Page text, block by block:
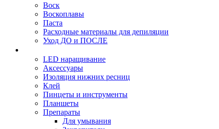
Воск
Воскоплавы
Паста
Расходные материалы для депиляции
Уход ДО и ПОСЛЕ
LED наращивание
Аксессуары
Изоляция нижних ресниц
Клей
Пинцеты и инструменты
Планшеты
Препараты
Для умывания